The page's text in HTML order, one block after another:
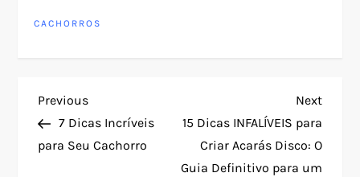
CACHORROS
N
a
Previous
Post
Previous
7 Dicas Incríveis
para Seu Cachorro
Next
Post
Next
15 Dicas INFALÍVEIS para
Criar Acarás Disco: O
Guia Definitivo para um